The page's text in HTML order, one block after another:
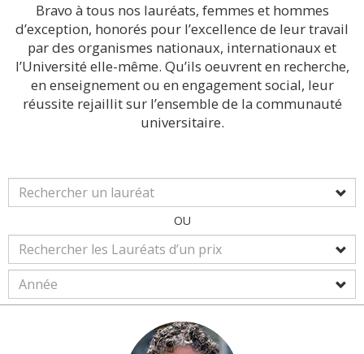
Bravo à tous nos lauréats, femmes et hommes
d’exception, honorés pour l’excellence de leur travail
par des organismes nationaux, internationaux et
l’Université elle-même. Qu’ils oeuvrent en recherche,
en enseignement ou en engagement social, leur
réussite rejaillit sur l’ensemble de la communauté
universitaire.
OU